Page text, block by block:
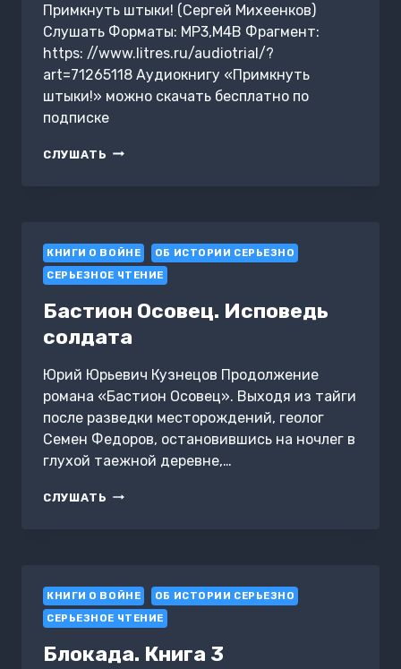
Примкнуть штыки! (Сергей Михеенков)
Слушать Форматы: MP3,M4B Фрагмент:
https: //www.litres.ru/audiotrial/?
art=71265118 Аудиокнигу «Примкнуть
штыки!» можно скачать бесплатно по
подписке
СЛУШАТЬ ПРИМКНУТЬ
КНИГИ О ВОЙНЕ
ОБ ИСТОРИИ СЕРЬЕЗНО
СЕРЬЕЗНОЕ ЧТЕНИЕ
Бастион Осовец. Исповедь
солдата
Юрий Юрьевич Кузнецов Продолжение
романа «Бастион Осовец». Выходя из тайги
после разведки месторождений, геолог
Семен Федоров, остановившись на ночлег в
глухой таежной деревне,…
СЛУШАТЬ БАСТИОН
КНИГИ О ВОЙНЕ
ОБ ИСТОРИИ СЕРЬЕЗНО
СЕРЬЕЗНОЕ ЧТЕНИЕ
Блокада. Книга 3